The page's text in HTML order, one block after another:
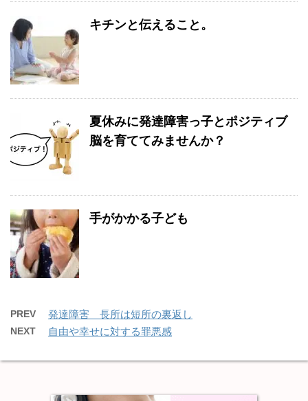
キチンと伝えること。
夏休みに発達障害っ子とポジティブ
脳を育ててみませんか？
手がかかる子ども
PREV 発達障害 長所は短所の裏返し
NEXT 自由や幸せに対する罪悪感